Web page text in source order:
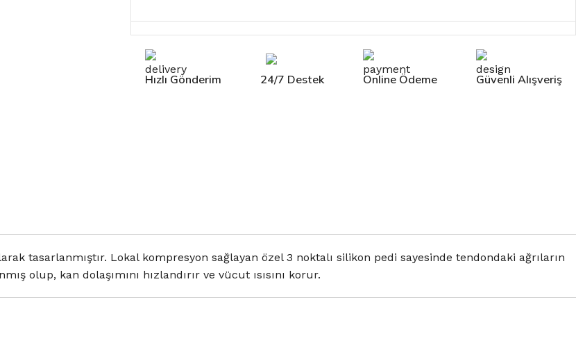
Hızlı Gönderim 24/7 Destek Online Ödeme Güvenli Alışveriş
tasarlanmıştır. Lokal kompresyon sağlayan özel 3 noktalı silikon pedi sayesinde tendondaki ağrıların
olup, kan dolaşımını hızlandırır ve vücut ısısını korur.